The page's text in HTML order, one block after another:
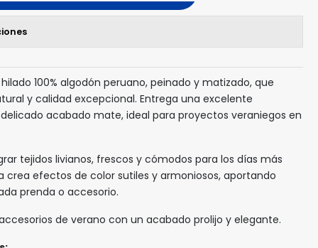
100% algodón peruano, peinado y matizado, que
y calidad excepcional. Entrega una excelente
acabado mate, ideal para proyectos veraniegos en
tejidos livianos, frescos y cómodos para los días más
crea efectos de color sutiles y armoniosos, aportando
prenda o accesorio.
de verano con un acabado prolijo y elegante.